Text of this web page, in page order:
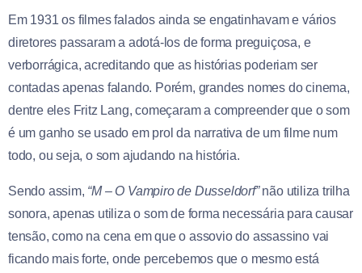
Em 1931 os filmes falados ainda se engatinhavam e vários
diretores passaram a adotá-los de forma preguiçosa, e
verborrágica, acreditando que as histórias poderiam ser
contadas apenas falando. Porém, grandes nomes do cinema,
dentre eles Fritz Lang, começaram a compreender que o som
é um ganho se usado em prol da narrativa de um filme num
todo, ou seja, o som ajudando na história.
Sendo assim, “M – O Vampiro de Dusseldorf”não utiliza trilha
sonora, apenas utiliza o som de forma necessária para causar
tensão, como na cena em que o assovio do assassino vai
ficando mais forte, onde percebemos que o mesmo está